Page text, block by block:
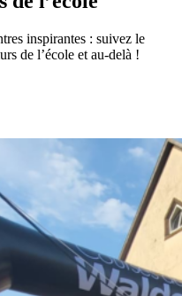
inspirantes : suivez le
de l’école et au-delà !